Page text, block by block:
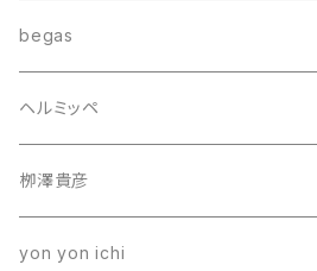
begas
ヘルミッペ
栁澤貴彦
yon yon ichi